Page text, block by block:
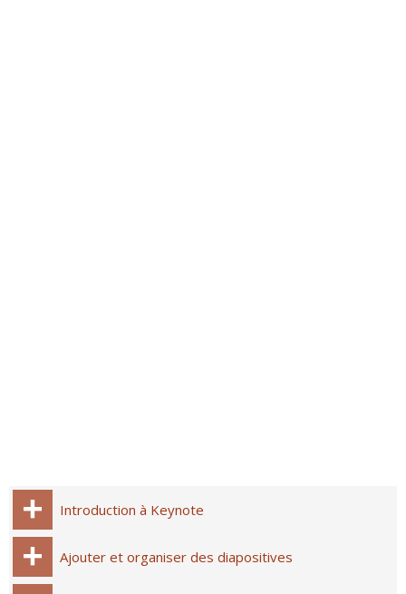
Introduction à Keynote
Ajouter et organiser des diapositives